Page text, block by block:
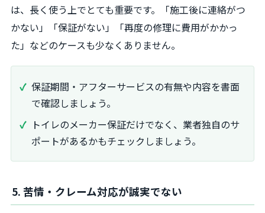
は、長く使う上でとても重要です。「施工後に連絡がつ
かない」「保証がない」「再度の修理に費用がかかっ
た」などのケースも少なくありません。
保証期間・アフターサービスの有無や内容を書面
で確認しましょう。
トイレのメーカー保証だけでなく、業者独自のサ
ポートがあるかもチェックしましょう。
5. 苦情・クレーム対応が誠実でない